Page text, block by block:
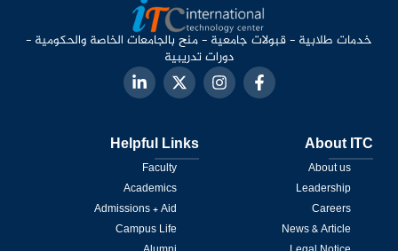
خدمات طلابية - قبولات جامعية - منح بالجامعات الخاصة والحكومية -
دورات تدريبية
About ITC
About us
Leadership
Careers
News & Article
Helpful Links
Faculty
Academics
Admissions + Aid
Campus Life